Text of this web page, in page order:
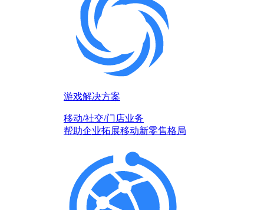
游戏解决方案
移动/社交/门店业务
帮助企业拓展移动新零售格局